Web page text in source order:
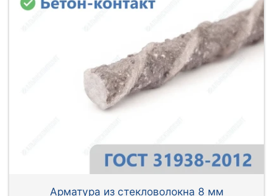
Арматура из стекловолокна 8 мм